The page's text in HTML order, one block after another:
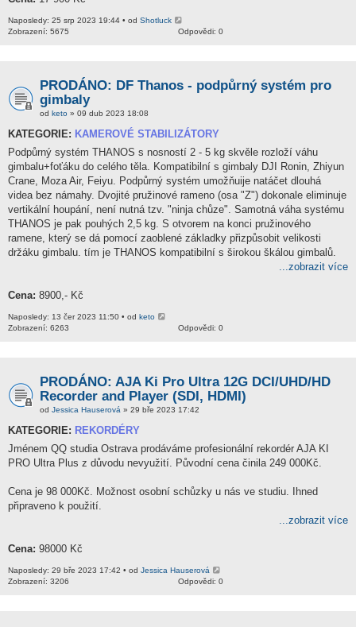
Naposledy: 25 srp 2023 19:44 • od Shotluck
Odpovědi: 0
Zobrazení: 5675
PRODÁNO: DF Thanos - podpůrný systém pro
gimbaly
od keto » 09 dub 2023 18:08
KATEGORIE: KAMEROVÉ STABILIZÁTORY
Podpůrný systém THANOS s nosností 2 - 5 kg skvěle rozloží váhu
gimbalu+foťáku do celého těla. Kompatibilní s gimbaly DJI Ronin, Zhiyun
Crane, Moza Air, Feiyu. Podpůrný systém umožňuije natáčet dlouhá
videa bez námahy. Dvojité pružinové rameno (osa "Z") dokonale eliminuje
vertikální houpání, není nutná tzv. "ninja chůze". Samotná váha systému
THANOS je pak pouhých 2,5 kg. S otvorem na konci pružinového
ramene, který se dá pomocí zaoblené základky přizpůsobit velikosti
držáku gimbalu. tím je THANOS kompatibilní s širokou škálou gimbalů.
...zobrazit více
Cena: 8900,- Kč
Naposledy: 13 čer 2023 11:50 • od keto
Odpovědi: 0
Zobrazení: 6263
PRODÁNO: AJA Ki Pro Ultra 12G DCI/UHD/HD
Recorder and Player (SDI, HDMI)
od Jessica Hauserová » 29 bře 2023 17:42
KATEGORIE: REKORDÉRY
Jménem QQ studia Ostrava prodáváme profesionální rekordér AJA KI
PRO Ultra Plus z důvodu nevyužití. Původní cena činila 249 000Kč.
Cena je 98 000Kč. Možnost osobní schůzky u nás ve studiu. Ihned
připraveno k použití.
...zobrazit více
Cena: 98000 Kč
Naposledy: 29 bře 2023 17:42 • od Jessica Hauserová
Odpovědi: 0
Zobrazení: 3206